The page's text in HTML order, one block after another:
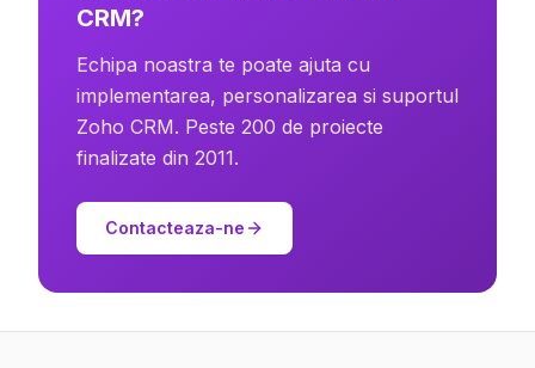
CRM?
Echipa noastra te poate ajuta cu
implementarea, personalizarea si suportul
Zoho CRM. Peste 200 de proiecte
finalizate din 2011.
Contacteaza-ne